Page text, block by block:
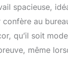
spacieuse,
au
qu’il soit
même